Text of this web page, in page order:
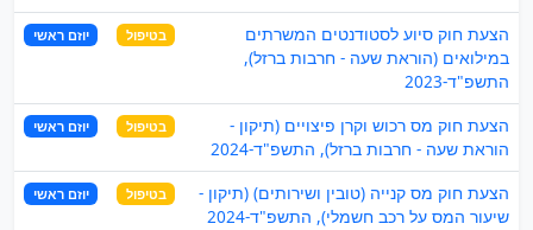
הצעת חוק סיוע לסטודנטים המשרתים
במילואים (הוראת שעה - חרבות ברזל),
התשפ"ד-2023
בטיפול יוזם ראשי
הצעת חוק מס רכוש וקרן פיצויים (תיקון -
הוראת שעה - חרבות ברזל), התשפ"ד-2024
בטיפול יוזם ראשי
הצעת חוק מס קנייה (טובין ושירותים) (תיקון -
שיעור המס על רכב חשמלי), התשפ"ד-2024
בטיפול יוזם ראשי